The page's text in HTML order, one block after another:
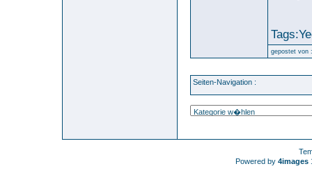
gepostet von
Seiten-Navigation :
Powered by 4images